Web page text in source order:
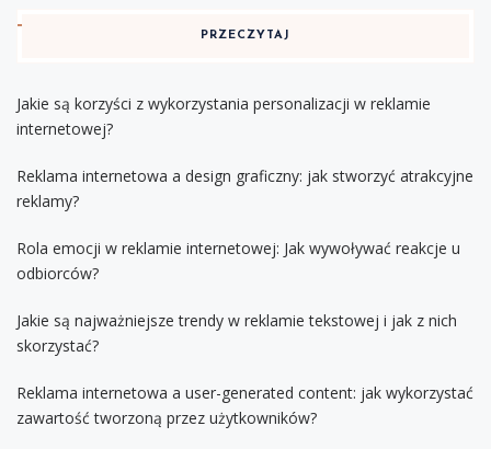
PRZECZYTAJ
Jakie są korzyści z wykorzystania personalizacji w reklamie
internetowej?
Reklama internetowa a design graficzny: jak stworzyć atrakcyjne
reklamy?
Rola emocji w reklamie internetowej: Jak wywoływać reakcje u
odbiorców?
Jakie są najważniejsze trendy w reklamie tekstowej i jak z nich
skorzystać?
Reklama internetowa a user-generated content: jak wykorzystać
zawartość tworzoną przez użytkowników?